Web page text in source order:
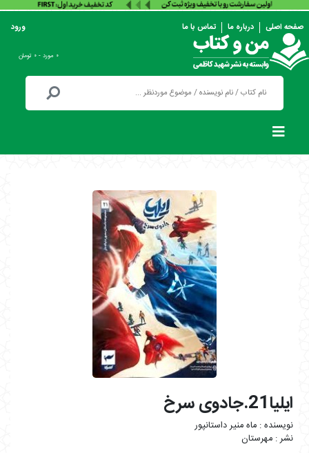
صفحه اصلی درباره ما تماس با ما ورود
۰ مورد - ۰ تومان
ایلیا21.جادوی سرخ
ماه منیر داستانپور
مهرستان